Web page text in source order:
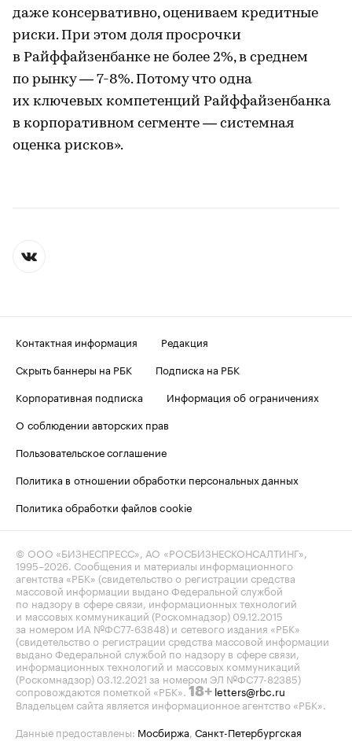
даже консервативно, оцениваем кредитные
риски. При этом доля просрочки
в Райффайзенбанке не более 2%, в среднем
по рынку — 7-8%. Потому что одна
их ключевых компетенций Райффайзенбанка
в корпоративном сегменте — системная
оценка рисков».
Контактная информация
Редакция
Скрыть баннеры на РБК
Подписка на РБК
Корпоративная подписка
Информация об ограничениях
О соблюдении авторских прав
Пользовательское соглашение
Политика в отношении обработки персональных данных
Политика обработки файлов cookie
© ООО «БИЗНЕСПРЕСС», АО «РОСБИЗНЕСКОНСАЛТИНГ»,
1995–2026 . Сообщения и материалы информационного
агентства «РБК» (свидетельство о регистрации средства
массовой информации выдано Федеральной службой
по надзору в сфере связи, информационных технологий
и массовых коммуникаций (Роскомнадзор) 09.12.2015
за номером ИА №ФС77-63848) и сетевого издания «РБК»
(свидетельство о регистрации средства массовой информации
выдано Федеральной службой по надзору в сфере связи,
информационных технологий и массовых коммуникаций
(Роскомнадзор) 03.12.2021 за номером ЭЛ №ФС77-82385)
сопровождаются пометкой «РБК». 18+ letters@rbc.ru
Владельцем сайта является информационное агентство «РБК».
Данные предоставлены: Мосбиржа Санкт-Петербургская